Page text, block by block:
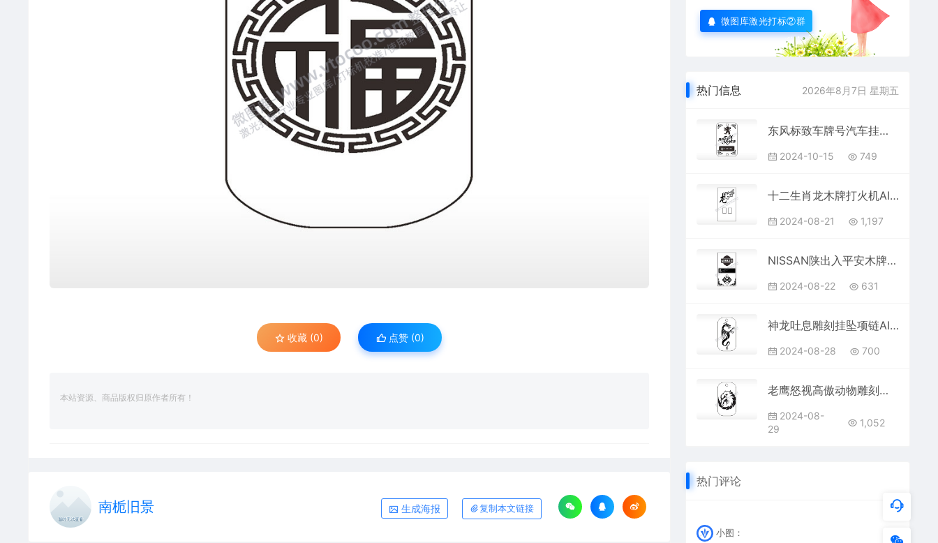
收藏 (0) 点赞 (0)
本站资源、商品版权归原作者所有！
南栀旧景 生成海报 复制本文链接
微图库激光打标②群
热门信息 2026年8月7日 星期五
东风标致车牌号汽车挂件AI8.0格式激光打标文件通用矢量图
2024-10-15 749
十二生肖龙木牌打火机AI8.0格式激光打标文件通用矢量图
2024-08-21 1,197
NISSAN陕出入平安木牌打火机AI8.0格式激光打标文件通用矢量图
2024-08-22 631
神龙吐息雕刻挂坠项链AI8.0格式激光打标文件通用矢量图
2024-08-28 700
老鹰怒视高傲动物雕刻挂坠项链AI8.0格式激光打标文件通用矢量图
2024-08-
29
1,052
热门评论
小图：